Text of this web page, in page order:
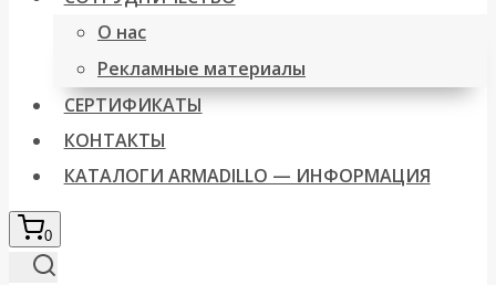
О нас
Рекламные материалы
СЕРТИФИКАТЫ
КОНТАКТЫ
КАТАЛОГИ ARMADILLO — ИНФОРМАЦИЯ
0